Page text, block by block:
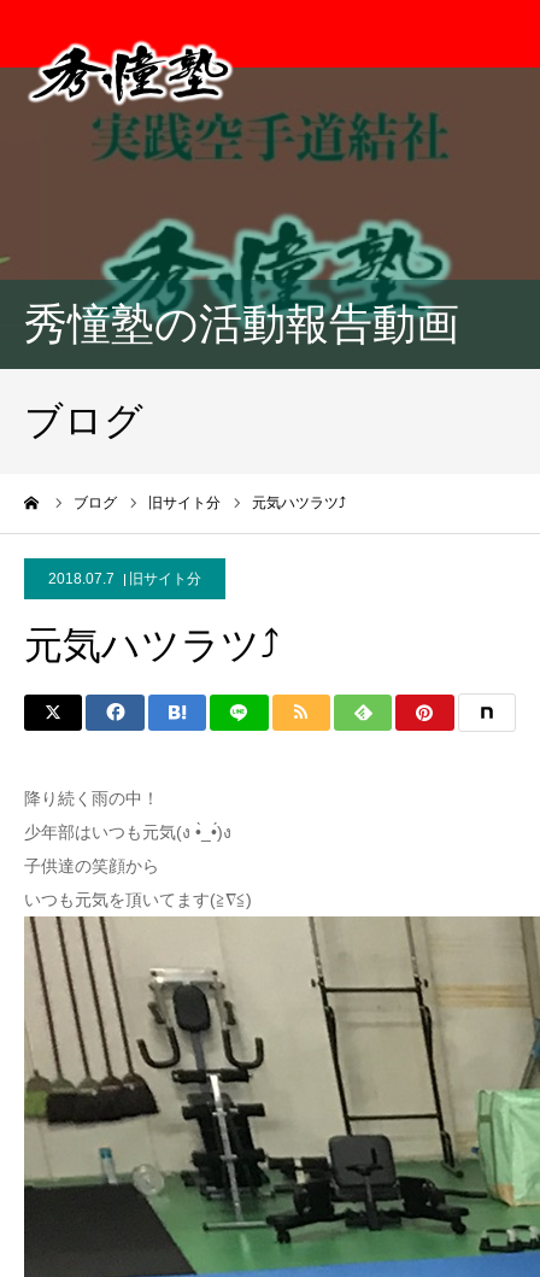
秀憧塾の活動報告動画
ブログ
ブログ 旧サイト分 元気ハツラツ⤴
2018.07.7 旧サイト分
元気ハツラツ⤴
降り続く雨の中！
少年部はいつも元気(ง •̀_•́)ง
子供達の笑顔から
いつも元気を頂いてます(≧∇≦)